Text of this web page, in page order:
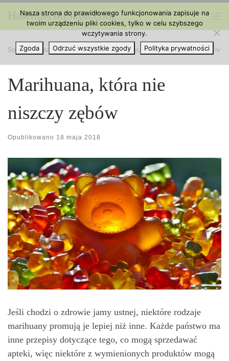
Przejdź do treści
HolenderskiSkun.com
Strona główna » Ciekawe Artykuły » Marihuana, która nie niszczy zębów
Marihuana, która nie
niszczy zębów
Opublikowano 18 maja 2018
Jeśli chodzi o zdrowie jamy ustnej, niektóre rodzaje
marihuany promują je lepiej niż inne. Każde państwo ma
inne przepisy dotyczące tego, co mogą sprzedawać
apteki, więc niektóre z wymienionych produktów mogą
Nasza strona do prawidłowego funkcjonowania zapisuje na
twoim urządzeniu pliki cookies, tylko w celu szybszego
wczytywania strony.
Zgoda
Odrzuć wszystkie zgody Polityka prywatności